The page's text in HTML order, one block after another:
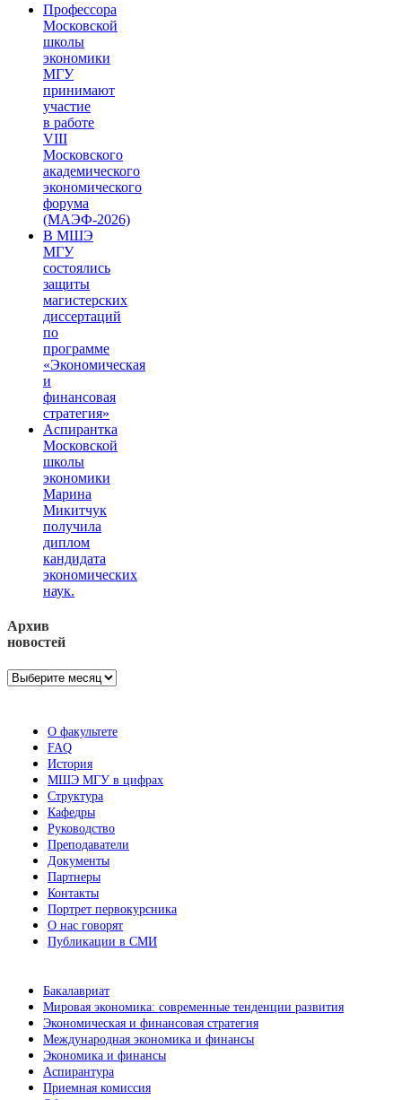
Профессора
Московской
школы
экономики
МГУ
принимают
участие
в работе
VIII
Московского
академического
экономического
форума
(МАЭФ-2026)
В МШЭ
МГУ
состоялись
защиты
магистерских
диссертаций
по
программе
«Экономическая
и
финансовая
стратегия»
Аспирантка
Московской
школы
экономики
Марина
Микитчук
получила
диплом
кандидата
экономических
наук.
Архив
новостей
Архив
О факультете
FAQ
История
МШЭ МГУ в цифрах
Структура
Кафедры
Руководство
Преподаватели
Документы
Партнеры
Контакты
Портрет первокурсника
О нас говорят
Публикации в СМИ
Бакалавриат
Мировая экономика: современные тенденции развития
Экономическая и финансовая стратегия
Международная экономика и финансы
Экономика и финансы
Аспирантура
Приемная комиссия